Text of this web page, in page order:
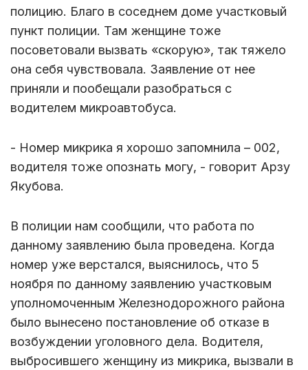
полицию. Благо в соседнем доме участковый
пункт полиции. Там женщине тоже
посоветовали вызвать «скорую», так тяжело
она себя чувствовала. Заявление от нее
приняли и пообещали разобраться с
водителем микроавтобуса.
- Номер микрика я хорошо запомнила – 002,
водителя тоже опознать могу, - говорит Арзу
Якубова.
В полиции нам сообщили, что работа по
данному заявлению была проведена. Когда
номер уже верстался, выяснилось, что 5
ноября по данному заявлению участковым
уполномоченным Железнодорожного района
было вынесено постановление об отказе в
возбуждении уголовного дела. Водителя,
выбросившего женщину из микрика, вызвали в